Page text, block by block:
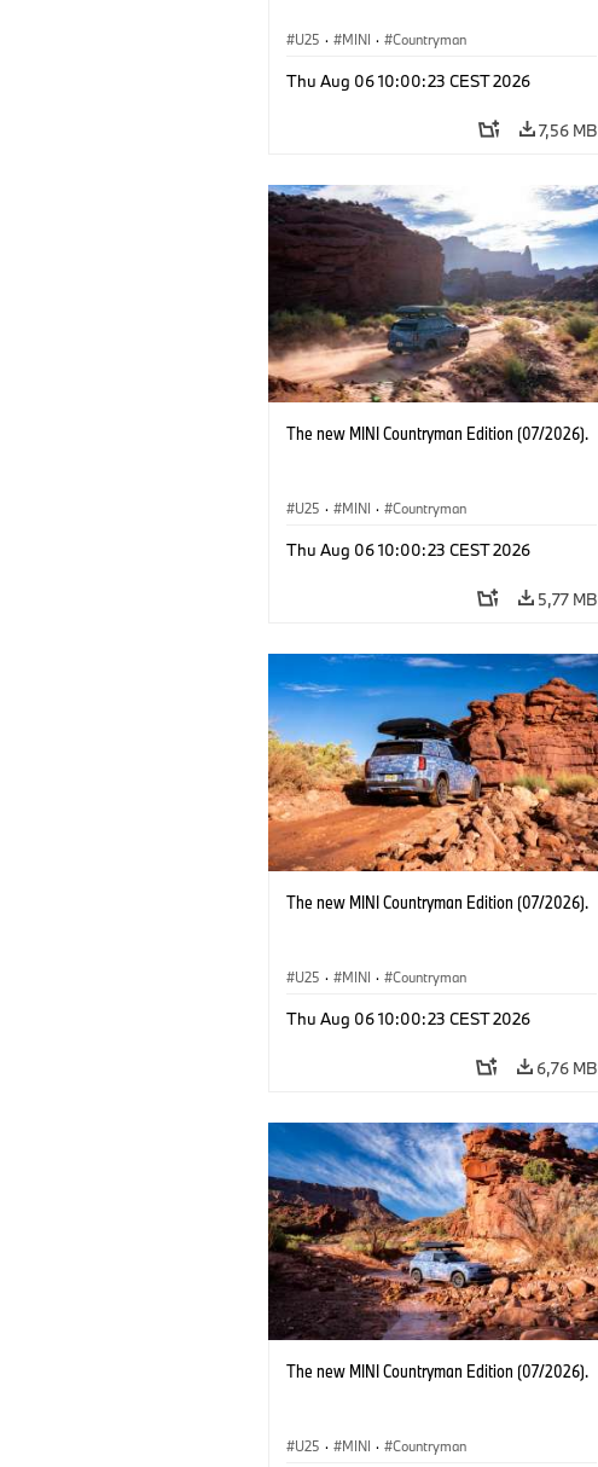
U25 · MINI · Countryman
Thu Aug 06 10:00:23 CEST 2026
7,56 MB
The new MINI Countryman Edition (07/2026).
U25 · MINI · Countryman
Thu Aug 06 10:00:23 CEST 2026
5,77 MB
The new MINI Countryman Edition (07/2026).
U25 · MINI · Countryman
Thu Aug 06 10:00:23 CEST 2026
6,76 MB
The new MINI Countryman Edition (07/2026).
U25 · MINI · Countryman